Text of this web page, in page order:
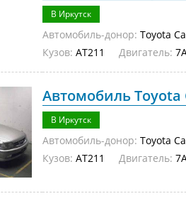
В Иркутск
Автомобиль-донор: Toyota
Кузов: AT211 Двигатель:
Автомобиль Toyota
В Иркутск
Автомобиль-донор: Toyota
Кузов: AT211 Двигатель: